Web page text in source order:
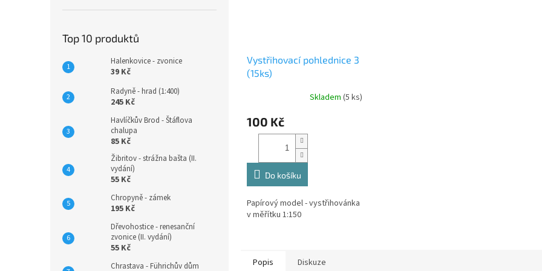
Top 10 produktů
Halenkovice - zvonice
39 Kč
Radyně - hrad (1:400)
245 Kč
Havlíčkův Brod - Štáflova
chalupa
85 Kč
Žibritov - strážna bašta (II.
vydání)
55 Kč
Chropyně - zámek
195 Kč
Dřevohostice - renesanční
zvonice (II. vydání)
55 Kč
Chrastava - Führichův dům
Vystřihovací pohlednice 3
(15ks)
Skladem (5 ks)
100 Kč
Do košíku
Papírový model - vystřihovánka
v měřítku 1:150
Popis Diskuze